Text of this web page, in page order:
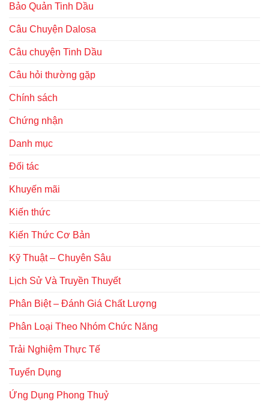
Bảo Quản Tinh Dầu
Câu Chuyện Dalosa
Câu chuyện Tinh Dầu
Câu hỏi thường gặp
Chính sách
Chứng nhận
Danh mục
Đối tác
Khuyến mãi
Kiến thức
Kiến Thức Cơ Bản
Kỹ Thuật – Chuyên Sâu
Lịch Sử Và Truyền Thuyết
Phân Biệt – Đánh Giá Chất Lượng
Phân Loại Theo Nhóm Chức Năng
Trải Nghiệm Thực Tế
Tuyển Dụng
Ứng Dụng Phong Thuỷ